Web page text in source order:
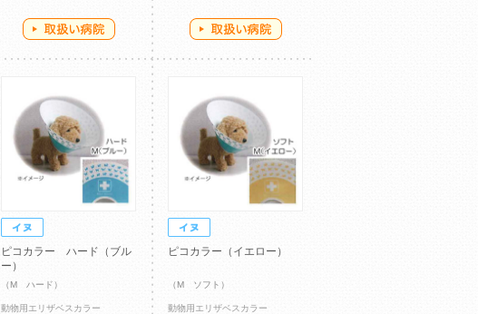
ピコカラー ハード（ブル
ー）
（M ハード）
動物用エリザベスカラー
ピコカラー（イエロー）
（M ソフト）
動物用エリザベスカラー